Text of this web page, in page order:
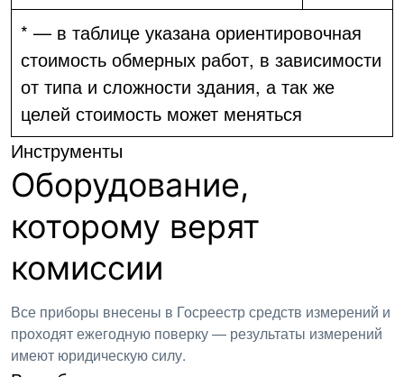
* — в таблице указана ориентировочная
стоимость обмерных работ, в зависимости
от типа и сложности здания, а так же
целей стоимость может меняться
Инструменты
Оборудование,
которому верят
комиссии
Все приборы внесены в Госреестр средств измерений и
проходят ежегодную поверку — результаты измерений
имеют юридическую силу.